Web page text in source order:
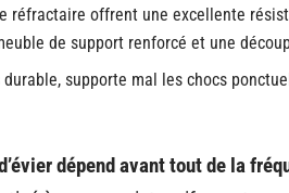
réfractaire offrent une excellente
de support renforcé et une
supporte mal les chocs
dépend avant tout de la